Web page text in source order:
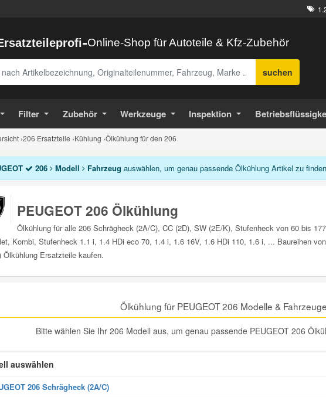
-Online-Shop für Autoteile & Kfz-Zubehör
suchen
Filter Zubehör Werkzeuge Inspektion
›206 Ersatzteile ›Kühlung ›Ölkühlung für den 206
206 Modell Fahrzeug auswählen, um genau passende Ölkühlung Artikel zu finden
PEUGEOT 206 Ölkühlung
Ölkühlung für alle 206 Schrägheck (2A/C), CC (2D), SW (2E/K), Stufenheck von 60 bis
Kombi, Stufenheck 1.1 i, 1.4 HDi eco 70, 1.4 i, 1.6 16V, 1.6 HDi 110, 1.6 i, ... Baureihen
Ölkühlung Ersatzteile kaufen.
Ölkühlung für PEUGEOT 206 Modelle & Fahrzeuge
Bitte wählen Sie Ihr 206 Modell aus, um genau passende PEUGEOT 206
auswählen
206 Schrägheck (2A/C)